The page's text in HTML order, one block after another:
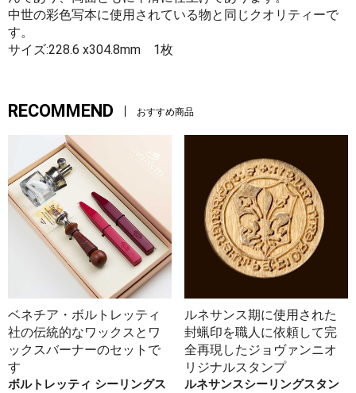
中世の彩色写本に使用されている物と同じクオリティーで
す。
サイズ:228.6 x304.8mm 1枚
RECOMMEND おすすめ商品
ベネチア・ボルトレッティ
社の伝統的なワックスとワ
ックスバーナーのセットで
す
ボルトレッティ シーリングス
ルネサンス期に使用された
封蝋印を職人に依頼して完
全再現したジョヴァンニオ
リジナルスタンプ
ルネサンスシーリングスタン